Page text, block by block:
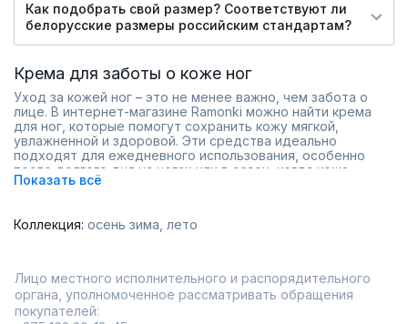
Как подобрать свой размер? Соответствуют ли
белорусские размеры российским стандартам?
Крема для заботы о коже ног
Уход за кожей ног – это не менее важно, чем забота о
лице. В интернет-магазине Ramonki можно найти крема
для ног, которые помогут сохранить кожу мягкой,
увлажненной и здоровой. Эти средства идеально
подходят для ежедневного использования, особенно
после долгого дня на ногах или в сезон, когда кожа
нуждается в дополнительной защите.
качеством и натуральными компонентами. Крема
Преимущества выбора в Ramonki:
Быстрая доставка по всей России;
Постоянные скидки и акции;
Показать всё
Коллекция: осень зима лето
Лицо местного исполнительного и распорядительного
органа, уполномоченное рассматривать обращения
покупателей: